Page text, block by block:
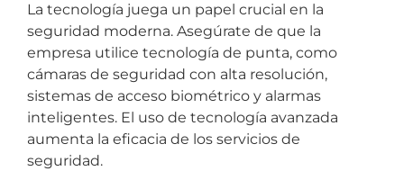
La tecnología juega un papel crucial en la
seguridad moderna. Asegúrate de que la
empresa utilice tecnología de punta, como
cámaras de seguridad con alta resolución,
sistemas de acceso biométrico y alarmas
inteligentes. El uso de tecnología avanzada
aumenta la eficacia de los servicios de
seguridad.